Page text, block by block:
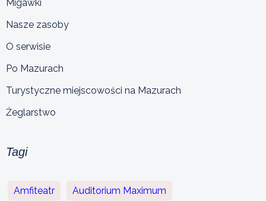
Migawki
Nasze zasoby
O serwisie
Po Mazurach
Turystyczne miejscowości na Mazurach
Żeglarstwo
Tagi
Amfiteatr Auditorium Maximum